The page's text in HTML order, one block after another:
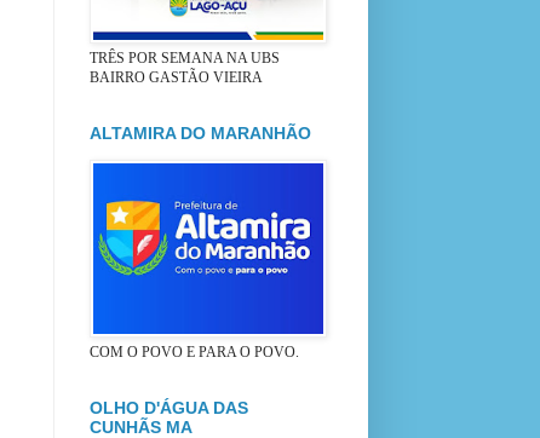
TRÊS POR SEMANA NA UBS
BAIRRO GASTÃO VIEIRA
ALTAMIRA DO MARANHÃO
COM O POVO E PARA O POVO.
OLHO D'ÁGUA DAS
CUNHÃS MA